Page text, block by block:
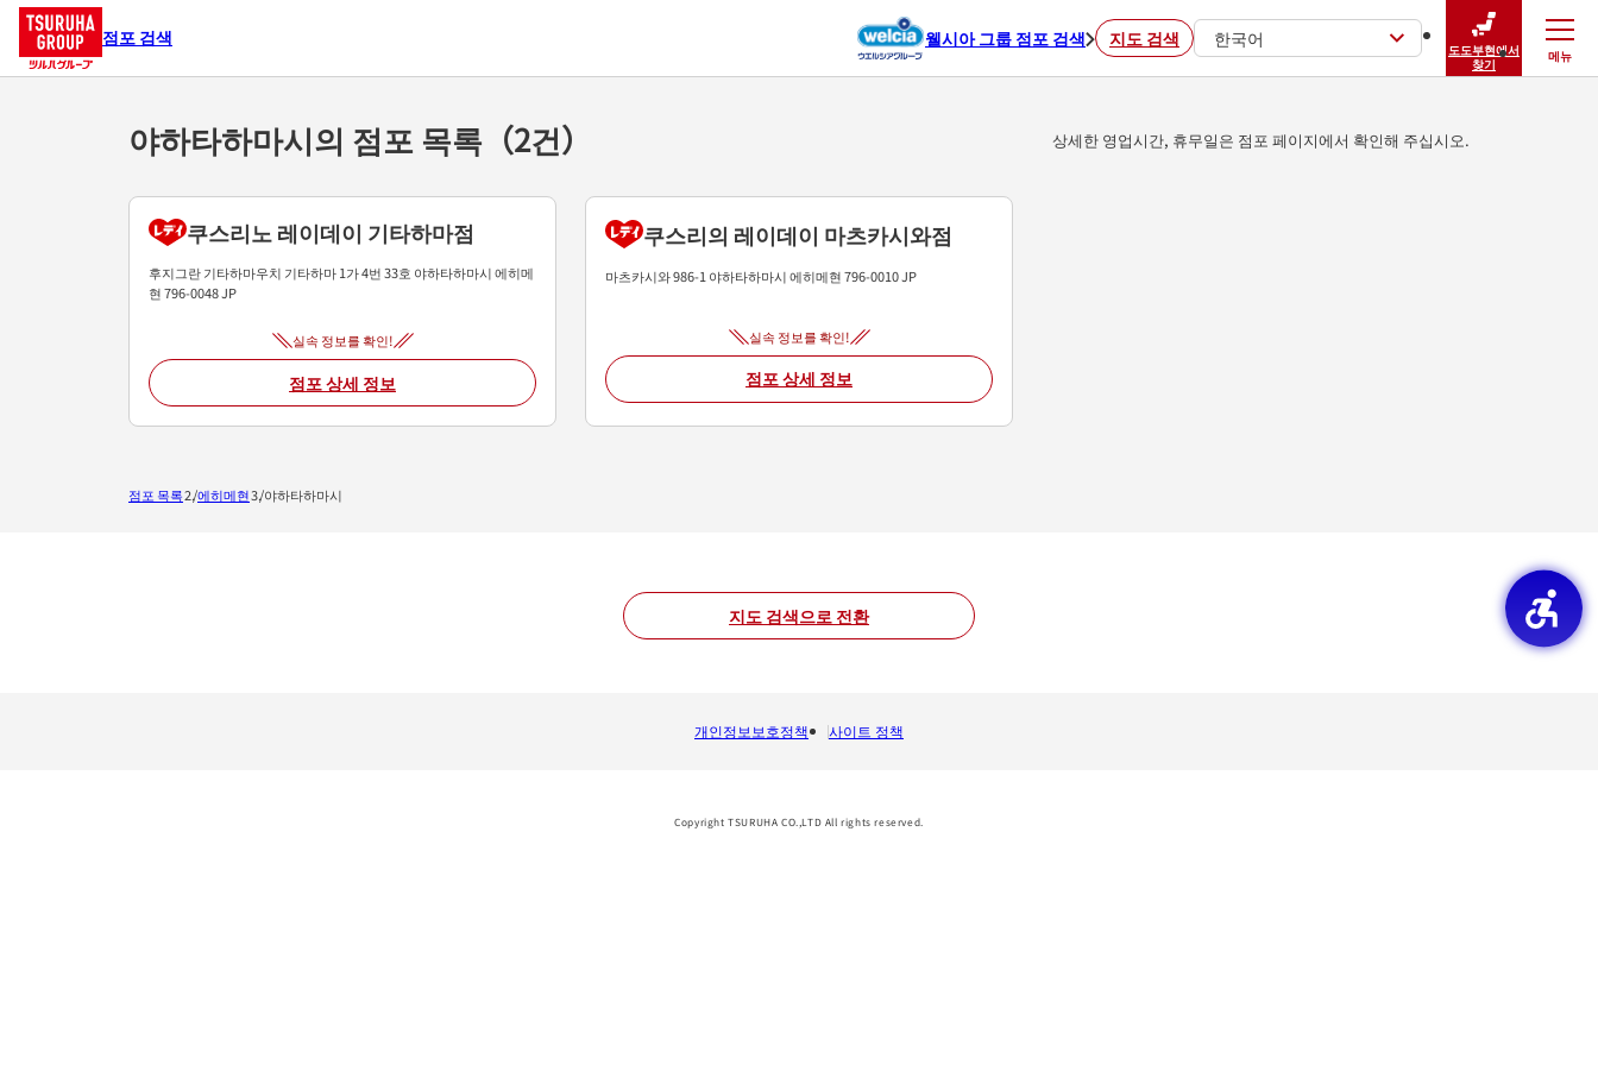
점포 검색 웰시아 그룹 점포 검색 지도 검색 한국어
도도부현에서
찾기
메뉴
닫기
야하타하마시의 점포 목록（2건） 상세한 영업시간, 휴무일은 점포 페이지에서 확인해 주십시오.
쿠스리노 레이데이 기타하마점
후지그란 기타하마우치 기타하마 1가 4번 33호 야하타하마시에히메
현796-0048JP
실속 정보를 확인!
점포 상세 정보
쿠스리의 레이데이 마츠카시와점
마츠카시와 986-1야하타하마시에히메현796-0010JP
실속 정보를 확인!
점포 상세 정보
지도 검색으로 전환
점포 목록 에히메현 야하타하마시
개인정보보호정책 사이트 정책
Copyright TSURUHA CO.,LTD All rights reserved.